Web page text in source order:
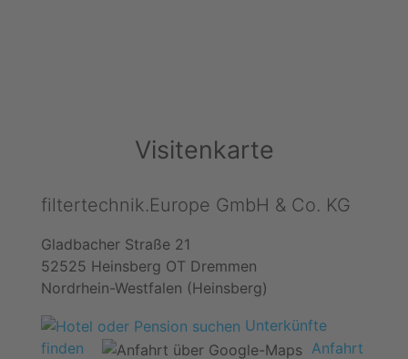
Visitenkarte
filtertechnik.Europe GmbH & Co. KG
Gladbacher Straße 21
52525 Heinsberg OT Dremmen
Nordrhein-Westfalen (Heinsberg)
Unterkünfte
finden
Anfahrt